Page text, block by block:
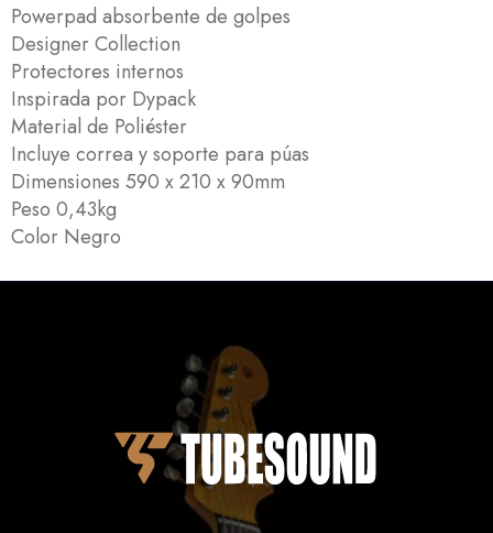
Powerpad absorbente de golpes
Designer Collection
Protectores internos
Inspirada por Dypack
Material de Poliéster
Incluye correa y soporte para púas
Dimensiones 590 x 210 x 90mm
Peso 0,43kg
Color Negro